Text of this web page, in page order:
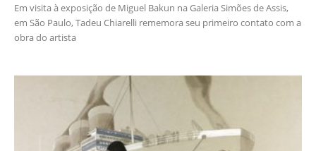
Em visita à exposição de Miguel Bakun na Galeria Simões de Assis,
em São Paulo, Tadeu Chiarelli rememora seu primeiro contato com a
obra do artista